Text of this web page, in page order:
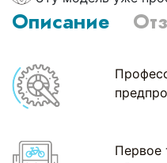
Описание
Первое